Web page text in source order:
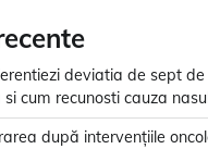
deviatia de sept de
si cum recunosti cauza
după intervențiile